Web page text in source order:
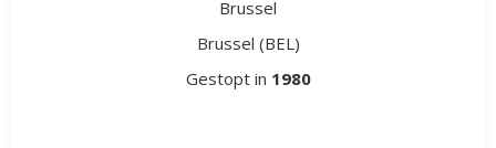
Brussel
Brussel (BEL)
Gestopt in 1980